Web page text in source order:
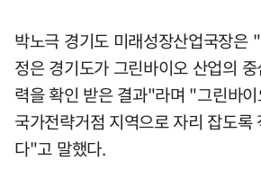
박노극 경기도 미래성장산업국장은
정은 경기도가 그린바이오 산업의
력을 확인 받은 결과"라며 "그린바
국가전략거점 지역으로 자리 잡도록
다"고 말했다.